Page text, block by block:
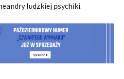
ludzkiej psychiki.